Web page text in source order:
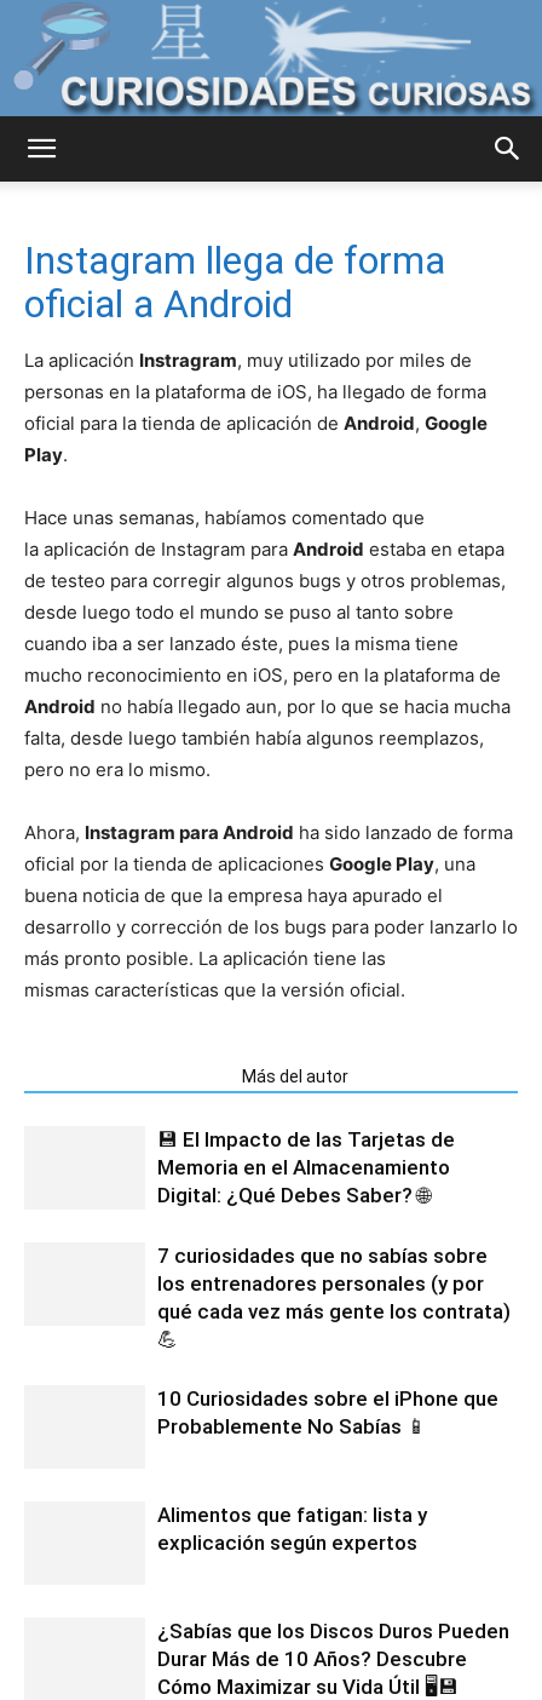
Curiosas
del
Instagram llega de forma
oficial a Android
La aplicación Instragram, muy utilizado por miles de
personas en la plataforma de iOS, ha llegado de forma
oficial para la tienda de aplicación de Android, Google
Play.
Hace unas semanas, habíamos comentado que
la aplicación de Instagram para Android estaba en etapa
de testeo para corregir algunos bugs y otros problemas,
desde luego todo el mundo se puso al tanto sobre
cuando iba a ser lanzado éste, pues la misma tiene
mucho reconocimiento en iOS, pero en la plataforma de
Android no había llegado aun, por lo que se hacia mucha
falta, desde luego también había algunos reemplazos,
pero no era lo mismo.
Ahora, Instagram para Android ha sido lanzado de forma
oficial por la tienda de aplicaciones Google Play, una
buena noticia de que la empresa haya apurado el
desarrollo y corrección de los bugs para poder lanzarlo lo
más pronto posible. La aplicación tiene las
mismas características que la versión oficial.
Más del autor
💾 El Impacto de las Tarjetas de
Memoria en el Almacenamiento
Digital: ¿Qué Debes Saber? 🌐
7 curiosidades que no sabías sobre
los entrenadores personales (y por
qué cada vez más gente los contrata)
💪
10 Curiosidades sobre el iPhone que
Probablemente No Sabías 📱
Alimentos que fatigan: lista y
explicación según expertos
¿Sabías que los Discos Duros Pueden
Durar Más de 10 Años? Descubre
Cómo Maximizar su Vida Útil 🖥️💾